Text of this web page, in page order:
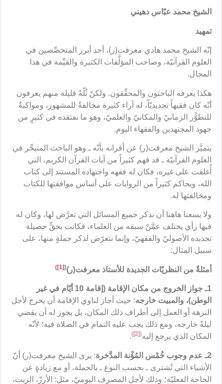
الشيخ محمد عبّاس دهيني
تمهيد
إنّه الشيخ محمد هادي معرفت(ر)، أحد أبرز المتخصِّصين في
العلوم القرآنيّة، وصاحب المؤلَّفات الكثيرة والقيِّمة في هذا
المجال.
هكذا يعرفه الباحثون والمحقِّقون. ولكنّ ثُلّةً قليلة منهم يعرفون
أنّه كان فقيهاً تجديديّاً، له آراء كثيرة مخالفةٌ للمشهور، ومواكبةٌ
للتطوُّر الزمانيّ والمكانيّ والعلميّ، وهو ما نفتقده في كثيرٍ من
جهود المجتهدين والفقهاء اليوم.
يتميَّز الشيخ معرفت(ر) عن أقرانه بأنّه ـ وهو الباحث المتبحِّر في
العلوم القرآنيّة ـ قد فهم كثيراً من آيات القرآن الكريم، التي
أُغلقت على غيره، فكان له فقهه واجتهاده المستند إلى كتاب
الله، ويحاكم كثيراً من الروايات على أساس موافقتها للكتاب
ومخالفتها له.
ولا يسعنا هاهنا أن نذكر جميع المسائل التي تعرَّض لها، وكان له
فيها رأي يختلف عمَّنْ سبقه من العلماء، فكانت بحقٍّ حصيلة
تجديده الأصوليّ والفقهيّ، وإنما نتعرّض لذكر جملةٍ منها، على
سبيل المثال:
أمثلةٌ من النظريّات الجديدة للأستاذ معرفت(ر)(
[1]
)
1ـ جواز الخروج من مكان الإقامة (إقامة 10 أيّام في غير
الوطن)، والمبيت خارجه: حيث أجاز لناوي الإقامة أن يخرج لأجل
النزهة أو العمل إلى أطراف ذلك المكان، بل يجوز له أن يقضي
ليلةً خارجه، ومع ذلك يجب عليه التمام في الصلاة فيه؛ لأنّه
المكان الذي يرجع إليه(
[2]
)
.
2ـ عدم وجوب خُمْس المُؤْنة المدَّخرة
: يرى الشيخ معرفت(ر) أنّ
الأشياء التي تُشترى ـ بحسب النوع ـ بالجملة، أو مع زيادةٍ عن
الحاجة الفعليّة؛ وذلك لأجل المصرف اليوميّ، مثل: الأرزّ، الزيت،